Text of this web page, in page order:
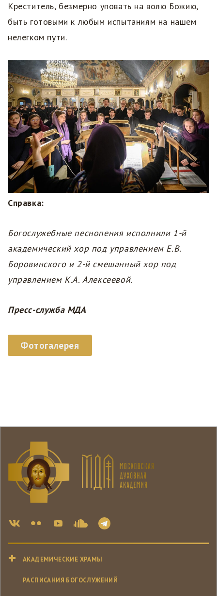
Креститель, безмерно уповать на волю Божию,
быть готовыми к любым испытаниям на нашем
нелегком пути.
Справка:
Богослужебные песнопения исполнили 1-й
академический хор под управлением Е.В.
Боровинского и 2-й смешанный хор под
управлением К.А. Алексеевой.
Пресс-служба МДА
Фотогалерея
АКАДЕМИЧЕСКИЕ ХРАМЫ
РАСПИСАНИЯ БОГОСЛУЖЕНИЙ